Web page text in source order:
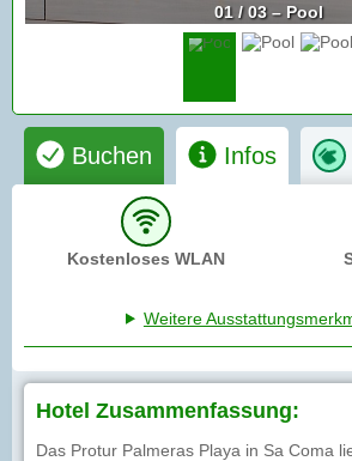
01 / 03 – Pool
Buchen Infos
Kostenloses WLAN
Weitere
Hotel Zusammenfassung:
Das Protur Palmeras Playa in Sa Coma